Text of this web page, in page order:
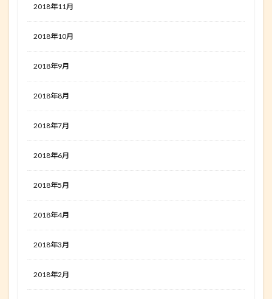
2018年11月
2018年10月
2018年9月
2018年8月
2018年7月
2018年6月
2018年5月
2018年4月
2018年3月
2018年2月